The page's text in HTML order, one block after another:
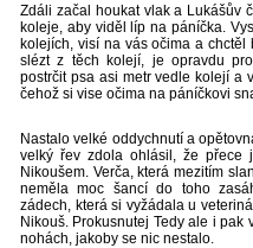
Zdáli začal houkat vlak a Lukášův
koleje, aby viděl líp na páníčka.
kolejích, visí na vás očima a
slézt z těch kolejí, je opravdu
postrčit psa asi metr vedle kolejí a
čehož si vise očima na páníčkovi
Nastalo velké oddychnutí a
velký řev zdola ohlásil, že přece
Nikoušem. Verča, která mezitím
neměla moc šancí do toho
zádech, která si vyžádala u
Nikouš. Prokusnutej Tedy ale i
nohách, jakoby se nic nestalo.